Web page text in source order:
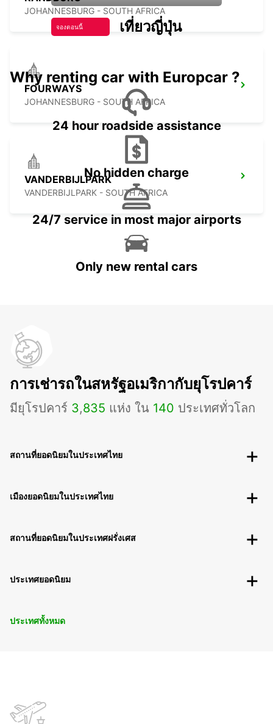
JOHANNESBURG - SOUTH AFRICA
FOURWAYS
JOHANNESBURG - SOUTH AFRICA
VANDERBIJLPARK
VANDERBIJLPARK - SOUTH AFRICA
จองตอนนี้ เที่ยวญี่ปุ่น
Why renting car with Europcar ?
24 hour roadside assistance
No hidden charge
24/7 service in most major airports
Only new rental cars
การเช่ารถในสหรัฐอเมริกากับยุโรปคาร์
มียุโรปคาร์ 3,835 แห่ง ใน 140 ประเทศทั่วโลก
สถานที่ยอดนิยมในประเทศไทย
เมืองยอดนิยมในประเทศไทย
สถานที่ยอดนิยมในประเทศฝรั่งเศส
ประเทศยอดนิยม
ประเทศทั้งหมด